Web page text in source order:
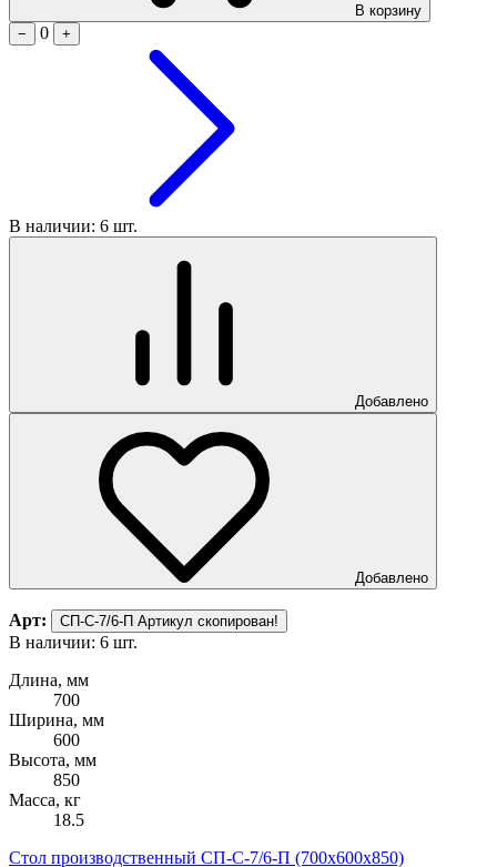
В корзину
−
0 +
В наличии: 6 шт.
Добавлено
Добавлено
Арт: СП-С-7/6-П Артикул скопирован!
В наличии: 6 шт.
Длина, мм
700
Ширина, мм
600
Высота, мм
850
Масса, кг
18.5
Стол производственный СП-С-7/6-П (700х600х850)